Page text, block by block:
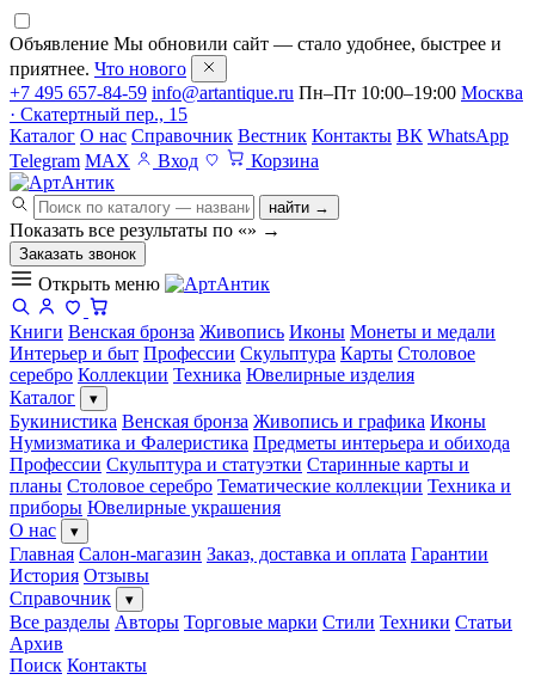
Объявление Мы обновили сайт — стало удобнее, быстрее и
приятнее. Что нового
+7 495 657-84-59 info@artantique.ru Пн–Пт 10:00–19:00 Москва
· Скатертный пер., 15
Каталог О нас Справочник Вестник Контакты ВК WhatsApp
Telegram MAX Вход Корзина
найти →
Показать все результаты по «» →
Заказать звонок
Открыть меню
Книги Венская бронза Живопись Иконы Монеты и медали
Интерьер и быт Профессии Скульптура Карты Столовое
серебро Коллекции Техника Ювелирные изделия
Каталог
▾
Букинистика Венская бронза Живопись и графика Иконы
Нумизматика и Фалеристика Предметы интерьера и обихода
Профессии Скульптура и статуэтки Старинные карты и
планы Столовое серебро Тематические коллекции Техника и
приборы Ювелирные украшения
О нас
▾
Главная Салон-магазин Заказ, доставка и оплата Гарантии
История Отзывы
Справочник
▾
Все разделы Авторы Торговые марки Стили Техники Статьи
Архив
Поиск Контакты